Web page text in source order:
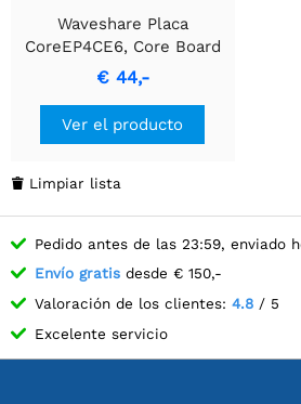
Waveshare Placa
CoreEP4CE6, Core Board
ALTERA
€ 44,-
Ver el producto
 Limpiar lista
Pedido antes de las 23:59, enviado
Envío gratis desde € 150,-
Valoración de los clientes: 4.8 / 5
Excelente servicio